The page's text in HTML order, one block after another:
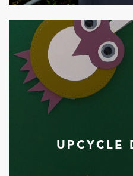
UPCYCLE